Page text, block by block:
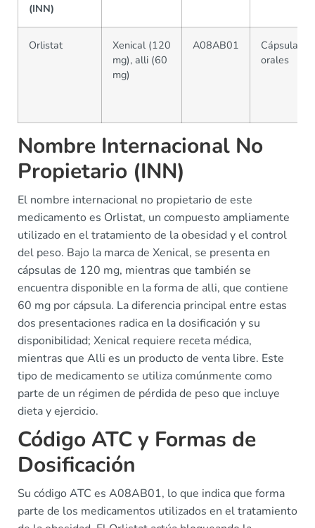
(INN)
Orlistat
Xenical (120
mg), alli (60
mg)
A08AB01
Cápsulas
orales
Nombre Internacional No
Propietario (INN)
El nombre internacional no propietario de este
medicamento es Orlistat, un compuesto ampliamente
utilizado en el tratamiento de la obesidad y el control
del peso. Bajo la marca de Xenical, se presenta en
cápsulas de 120 mg, mientras que también se
encuentra disponible en la forma de alli, que contiene
60 mg por cápsula. La diferencia principal entre estas
dos presentaciones radica en la dosificación y su
disponibilidad; Xenical requiere receta médica,
mientras que Alli es un producto de venta libre. Este
tipo de medicamento se utiliza comúnmente como
parte de un régimen de pérdida de peso que incluye
dieta y ejercicio.
Código ATC y Formas de
Dosificación
Su código ATC es A08AB01, lo que indica que forma
parte de los medicamentos utilizados en el tratamiento